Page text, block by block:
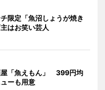
限定「魚沼しょうが焼き
はお笑い芸人
屋「魚えもん」 399円均
ーも用意